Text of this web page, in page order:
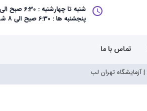
شنبه تا چهارشنبه : 6:30 صبح الی 10 شب
پنجشنبه ها : 6:30 صبح الی 8 شب
تماس با ما